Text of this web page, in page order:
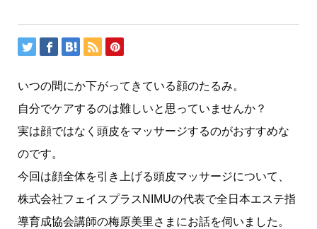
いつの間にか下がってきている顔のたるみ。
自分でケアするのは難しいと思っていませんか？
実は顔ではなく頭皮をマッサージするのがおすすめな
のです。
今回は顔全体を引き上げる頭皮マッサージについて、
株式会社フェイスプラスNIMUの代表で全日本エステ指
導育成協会講師の梅原美里さまにお話を伺いました。